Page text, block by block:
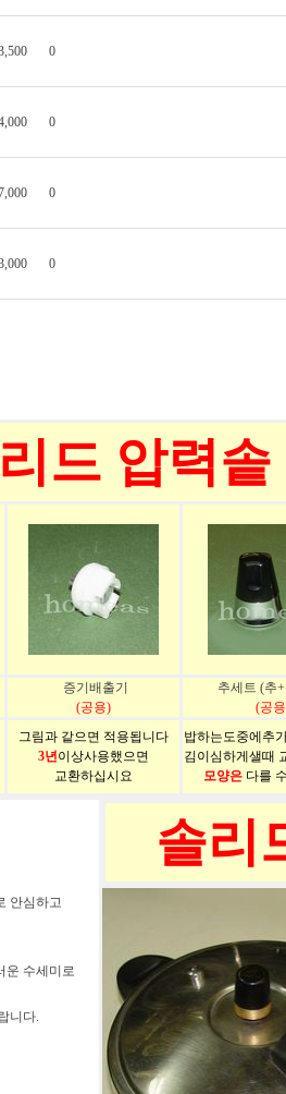
0
0
0
0
드 압력솥
증기배출기
(공용)
추세트 (추
(공
그림과 같으면 적용됩니다
3년이상사용했으면
교환하십시요
밥하는도중에추
김이심하게샐때
모양은 다를
안심하고
운 수세미로
니다.
솔리